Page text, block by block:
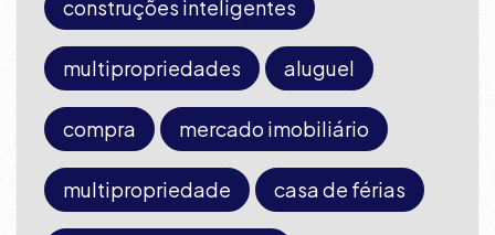
construções inteligentes
multipropriedades aluguel
compra mercado imobiliário
multipropriedade casa de férias